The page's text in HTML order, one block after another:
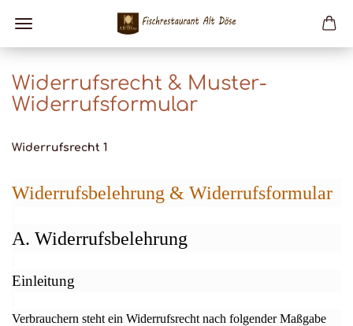
Widerrufsrecht & Muster-
Widerrufsformular
Widerrufsrecht 1
Widerrufsbelehrung & Widerrufsformular
A. Widerrufsbelehrung
Einleitung
Verbrauchern steht ein Widerrufsrecht nach folgender Maßgabe